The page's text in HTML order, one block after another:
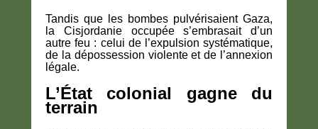
Tandis que les bombes pulvérisaient Gaza,
la Cisjordanie occupée s’embrasait d’un
autre feu : celui de l’expulsion systématique,
de la dépossession violente et de l’annexion
légale.
L’État colonial gagne du
terrain